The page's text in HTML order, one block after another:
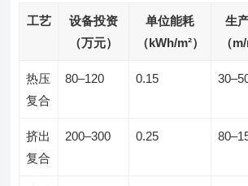
工艺
设备投资
（万元）
单位能耗
（kWh/m²）
生
（
热压
复合
80–120 0.15
挤出
复合
200–300 0.25